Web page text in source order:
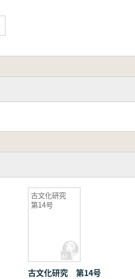
古文化研究
第14号
古文化研究 第14号